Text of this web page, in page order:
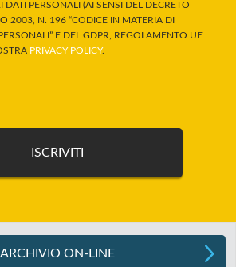
PERSONALI (AI SENSI DEL DECRETO
2003, N. 196 “CODICE IN MATERIA DI
E DEL GDPR, REGOLAMENTO UE
PRIVACY POLICY.
ARCHIVIO ON-LINE